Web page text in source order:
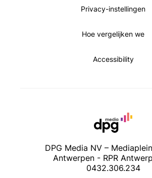
Privacy-instellingen
Hoe vergelijken we
Accessibility
DPG Media NV –
Antwerpen - RPR
0432.306.234